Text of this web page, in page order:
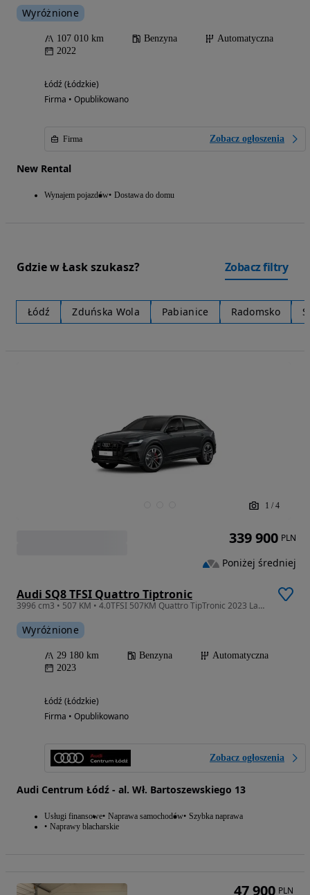
Wyróżnione
107 010 km Benzyna
Automatyczna
2022
Łódź (Łódzkie)
Firma • Opublikowano
Firma Zobacz ogłoszenia
New Rental
Wynajem pojazdów Dostawa do domu
Gdzie w Łask szukasz? Zobacz filtry
Łódź Zduńska Wola Pabianice Radomsko
1 / 4
Audi SQ8 TFSI Quattro Tiptronic
3996 cm3 • 507 KM • 4.0TFSI 507KM Quattro TipTronic 2023 Lakier Exclusive Milano RED
Wyróżnione
29 180 km Benzyna
Automatyczna
2023
Łódź (Łódzkie)
Firma • Opublikowano
Zobacz ogłoszenia
Audi Centrum Łódź - al. Wł. Bartoszewskiego 13
Usługi finansowe Naprawa samochodów Szybka naprawa
Naprawy blacharskie
339 900 PLN
Poniżej średniej
47 900 PLN